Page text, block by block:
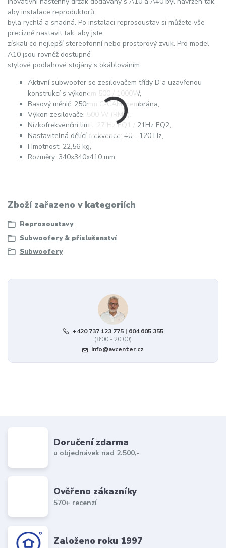
aby instalace reproduktorů
byla rychlá a snadná. Po instalaci reprosoustav si můžete vše
precizně nastavit tak, aby jste
získali co nejlepší stereofonní nebo prostorový zvuk. Pro model
A10 jsou rovněž dostupné
stylové podlahové stojány s okáblováním.
Aktivní subwoofer se zesilovačem třídy D a uzavřenou
konstrukcí s výkonem 500 / 1000W,
Basový měnič: 250mm C-CAM membrána,
Výkon zesilovače: 500 W (RMS),
Nízkofrekvenční limit: 27 Hz EQ1 / 21Hz EQ2,
Nastavitelná dělící frekvence: 40 - 120 Hz,
Hmotnost: 22,56 kg,
Rozměry: 340x340x410 mm
Zboží zařazeno v kategoriích
Reprosoustavy
Subwoofery & příslušenství
Subwoofery
+420 737 123 775 | 604 605 355
(8:00 - 20:00)
info@avcenter.cz
Doručení zdarma
u objednávek nad 2.500,-
Ověřeno zákazníky
570+ recenzí
Založeno roku 1997